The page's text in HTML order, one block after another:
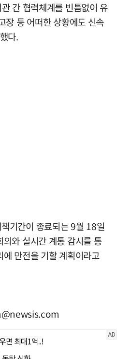
간 협력체계를 빈틈없이 유
장 등 어떠한 상황에도 신속
다.
기간이 종료되는 9월 18일
와 실시간 계통 감시를 통
만전을 기할 계획이라고